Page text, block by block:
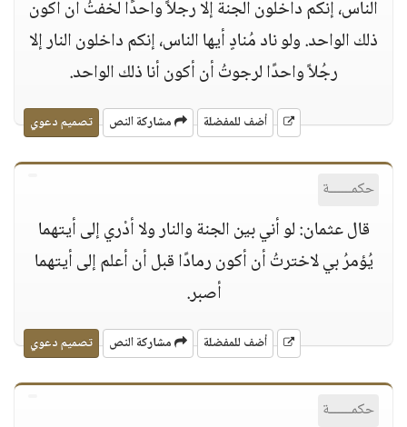
الناس، إنكم داخلون الجنة إلا رجلاً واحدًا لخفتُ أن أكون
ذلك الواحد. ولو ناد مُنادٍ أيها الناس، إنكم داخلون النار إلا
رجُلاً واحدًا لرجوتُ أن أكون أنا ذلك الواحد.
أضف للمفضلة مشاركة النص تصميم دعوي
حكمــــــة
قال عثمان: لو أني بين الجنة والنار ولا أدْري إلى أيتهما
يُؤمرُ بي لاخترتُ أن أكون رمادًا قبل أن أعلم إلى أيتهما
أصبر.
أضف للمفضلة مشاركة النص تصميم دعوي
حكمــــــة